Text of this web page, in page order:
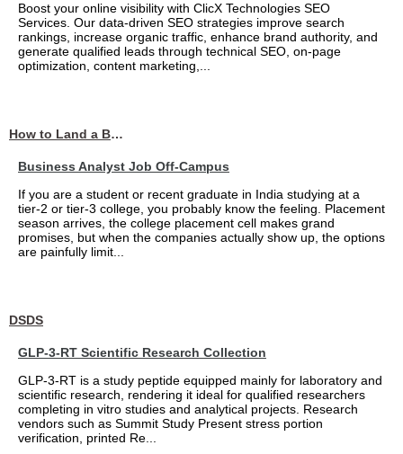
Boost your online visibility with ClicX Technologies SEO
Services. Our data-driven SEO strategies improve search
rankings, increase organic traffic, enhance brand authority, and
generate qualified leads through technical SEO, on-page
optimization, content marketing,...
How to Land a Business Analyst Job Off-Campus When Your College Has Zero Tech Connections
Business Analyst Job Off-Campus
If you are a student or recent graduate in India studying at a
tier-2 or tier-3 college, you probably know the feeling. Placement
season arrives, the college placement cell makes grand
promises, but when the companies actually show up, the options
are painfully limit...
DSDS
GLP-3-RT Scientific Research Collection
GLP-3-RT is a study peptide equipped mainly for laboratory and
scientific research, rendering it ideal for qualified researchers
completing in vitro studies and analytical projects. Research
vendors such as Summit Study Present stress portion
verification, printed Re...